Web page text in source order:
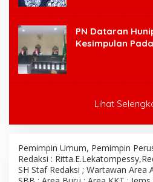
PN Dataran
Kesimpulan
Lihat
Pemimpin Umum, Pemimpin
Redaksi :
SH Staf Redaksi ; Wartawan Area